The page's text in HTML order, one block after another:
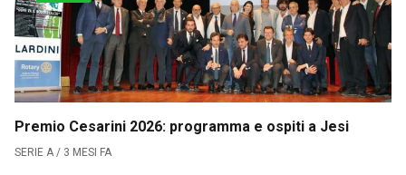
Premio Cesarini 2026: programma e ospiti a Jesi
SERIE A / 3 MESI FA